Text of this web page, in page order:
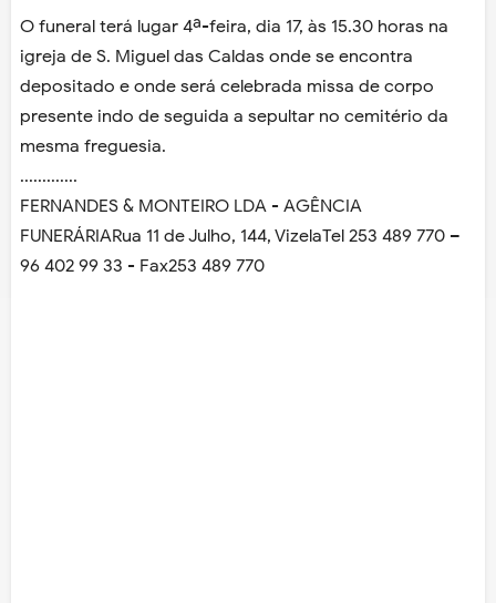
O funeral terá lugar 4ª-feira, dia 17, às 15.30 horas na
igreja de S. Miguel das Caldas onde se encontra
depositado e onde será celebrada missa de corpo
presente indo de seguida a sepultar no cemitério da
mesma freguesia.
.............
FERNANDES & MONTEIRO LDA - AGÊNCIA
FUNERÁRIARua 11 de Julho, 144, VizelaTel 253 489 770 –
96 402 99 33 - Fax253 489 770